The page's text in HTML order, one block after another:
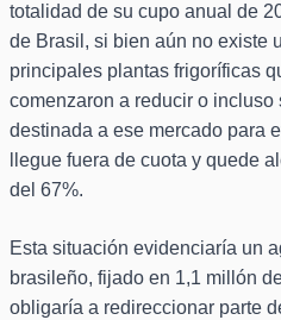
totalidad de su cupo anual de
de Brasil, si bien aún no existe
principales plantas frigoríficas
comenzaron a reducir o
destinada a ese mercado para
llegue fuera de cuota y quede
del 67%.
Esta situación evidenciaría un
brasileño, fijado en 1,1 millón
obligaría a redireccionar parte